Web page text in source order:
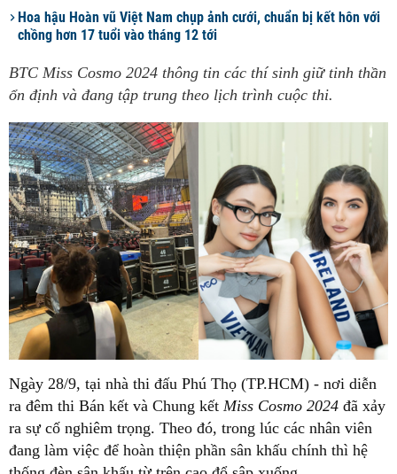
Hoa hậu Hoàn vũ Việt Nam chụp ảnh cưới, chuẩn bị kết hôn với
chồng hơn 17 tuổi vào tháng 12 tới
BTC Miss Cosmo 2024 thông tin các thí sinh giữ tinh thần
ổn định và đang tập trung theo lịch trình cuộc thi.
Ngày 28/9, tại nhà thi đấu Phú Thọ (TP.HCM) - nơi diễn
ra đêm thi Bán kết và Chung kết Miss Cosmo 2024 đã xảy
ra sự cố nghiêm trọng. Theo đó, trong lúc các nhân viên
đang làm việc để hoàn thiện phần sân khấu chính thì hệ